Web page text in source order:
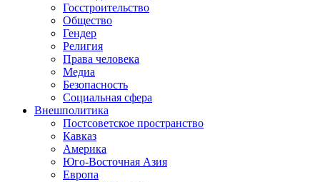
Госстроительство
Общество
Гендер
Религия
Права человека
Медиа
Безопасность
Социальная сфера
Внешполитика
Постсоветское пространство
Кавказ
Америка
Юго-Восточная Азия
Европа